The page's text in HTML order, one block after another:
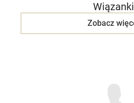
Wiązanki
Zobacz